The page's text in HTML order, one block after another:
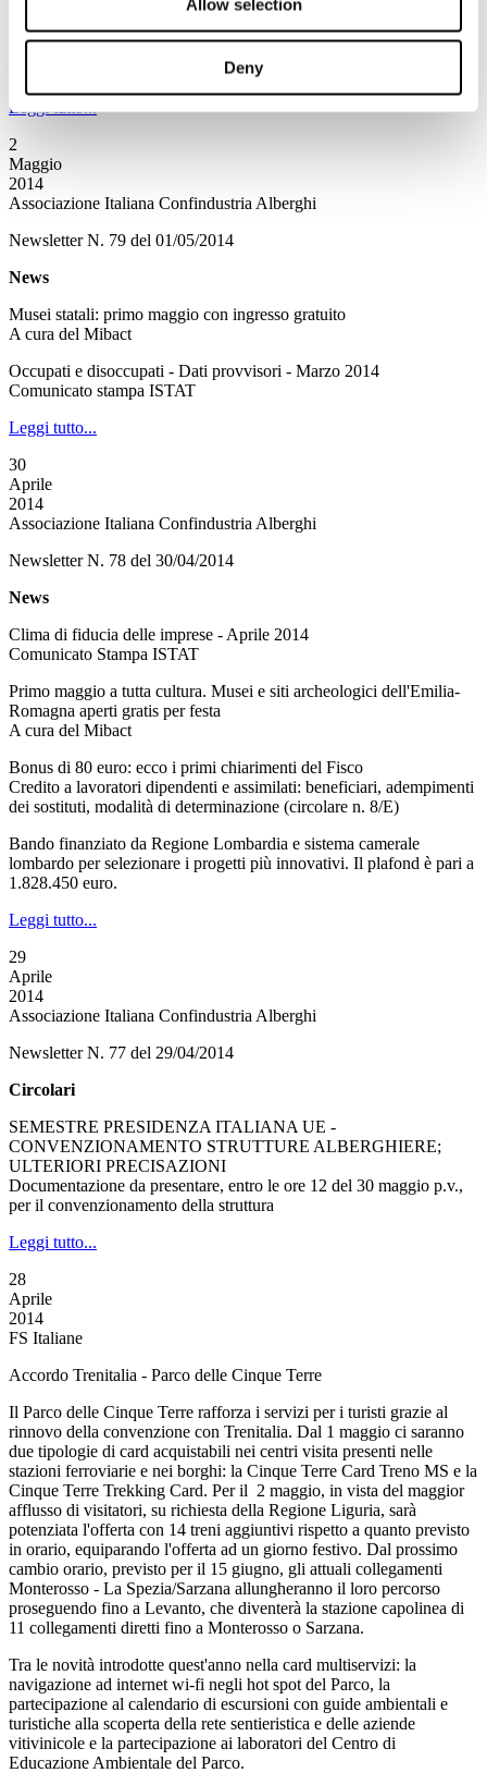
Allow selection
Deny
I Vigili del fuoco protagonisti della semplificazione
snellimento di norme e procedure antincendio
Leggi tutto...
2
Maggio
2014
Associazione Italiana Confindustria Alberghi
Newsletter N. 79 del 01/05/2014
News
Musei statali: primo maggio con ingresso gratuito
A cura del Mibact
Occupati e disoccupati - Dati provvisori - Marzo 2014
Comunicato stampa ISTAT
Leggi tutto...
30
Aprile
2014
Associazione Italiana Confindustria Alberghi
Newsletter N. 78 del 30/04/2014
News
Clima di fiducia delle imprese - Aprile 2014
Comunicato Stampa ISTAT
Primo maggio a tutta cultura. Musei e siti archeologici dell'Emilia-
Romagna aperti gratis per festa
A cura del Mibact
Bonus di 80 euro: ecco i primi chiarimenti del Fisco
Credito a lavoratori dipendenti e assimilati: beneficiari, adempimenti
dei sostituti, modalità di determinazione (circolare n. 8/E)
Bando finanziato da Regione Lombardia e sistema camerale
lombardo per selezionare i progetti più innovativi. Il plafond è pari a
1.828.450 euro.
Leggi tutto...
29
Aprile
2014
Associazione Italiana Confindustria Alberghi
Newsletter N. 77 del 29/04/2014
Circolari
SEMESTRE PRESIDENZA ITALIANA UE -
CONVENZIONAMENTO STRUTTURE ALBERGHIERE;
ULTERIORI PRECISAZIONI
Documentazione da presentare, entro le ore 12 del 30 maggio p.v.,
per il convenzionamento della struttura
Leggi tutto...
28
Aprile
2014
FS Italiane
Accordo Trenitalia - Parco delle Cinque Terre
Il Parco delle Cinque Terre rafforza i servizi per i turisti grazie al
rinnovo della convenzione con Trenitalia. Dal 1 maggio ci saranno
due tipologie di card acquistabili nei centri visita presenti nelle
stazioni ferroviarie e nei borghi: la Cinque Terre Card Treno MS e la
Cinque Terre Trekking Card. Per il 2 maggio, in vista del maggior
afflusso di visitatori, su richiesta della Regione Liguria, sarà
potenziata l'offerta con 14 treni aggiuntivi rispetto a quanto previsto
in orario, equiparando l'offerta ad un giorno festivo. Dal prossimo
cambio orario, previsto per il 15 giugno, gli attuali collegamenti
Monterosso - La Spezia/Sarzana allungheranno il loro percorso
proseguendo fino a Levanto, che diventerà la stazione capolinea di
11 collegamenti diretti fino a Monterosso o Sarzana.
Tra le novità introdotte quest'anno nella card multiservizi: la
navigazione ad internet wi-fi negli hot spot del Parco, la
partecipazione al calendario di escursioni con guide ambientali e
turistiche alla scoperta della rete sentieristica e delle aziende
vitivinicole e la partecipazione ai laboratori del Centro di
Educazione Ambientale del Parco.